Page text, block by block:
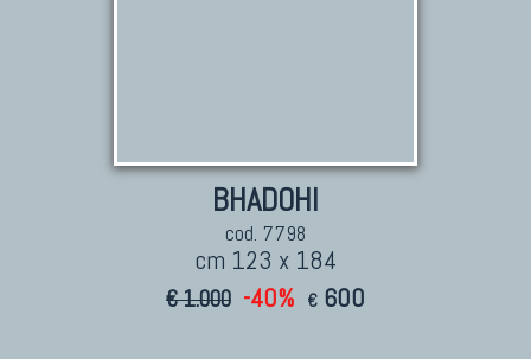
Tappeti Ghazni
Tappeti Dal Mondo
BHADOHI
cod. 7798
cm 123 x 184
€ 1.000 -40% € 600